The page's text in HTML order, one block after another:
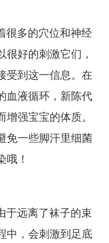
很多的穴位和神经
很好的刺激它们，
受到这一信息。在
血液循环，新陈代
强宝宝的体质。
免一些脚汗里细菌
哦！
于远离了袜子的束
中，会刺激到足底